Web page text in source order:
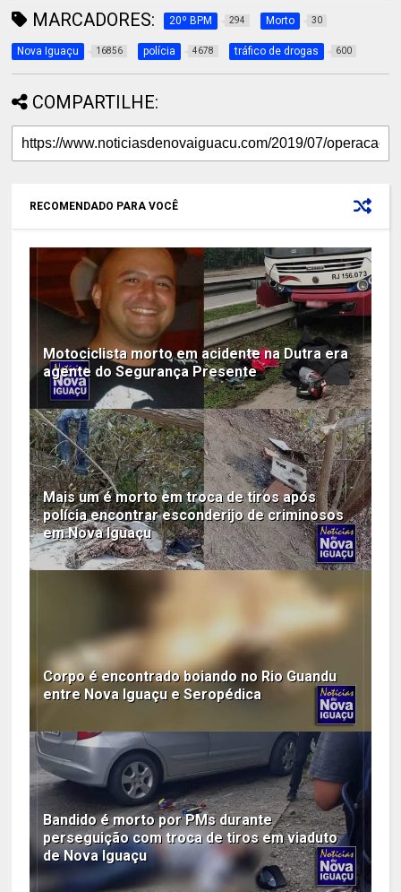
MARCADORES: 20º BPM 294 Morto 30
Nova Iguaçu 16856 polícia 4678 tráfico de drogas 600
COMPARTILHE:
RECOMENDADO PARA VOCÊ
Motociclista morto em acidente na Dutra era
agente do Segurança Presente
Mais um é morto em troca de tiros após
polícia encontrar esconderijo de criminosos
em Nova Iguaçu
Corpo é encontrado boiando no Rio Guandu
entre Nova Iguaçu e Seropédica
Bandido é morto por PMs durante
perseguição com troca de tiros em viaduto
de Nova Iguaçu